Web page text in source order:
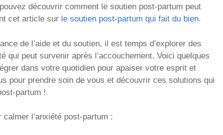
découvrir comment le soutien post-partum peut
cet article sur le soutien post-partum qui fait du bien.
de l’aide et du soutien, il est temps d’explorer des
qui peut survenir après l’accouchement. Voici quelques
dans votre quotidien pour apaiser votre esprit et
pour prendre soin de vous et découvrir ces solutions qui
partum !
l’anxiété post-partum :